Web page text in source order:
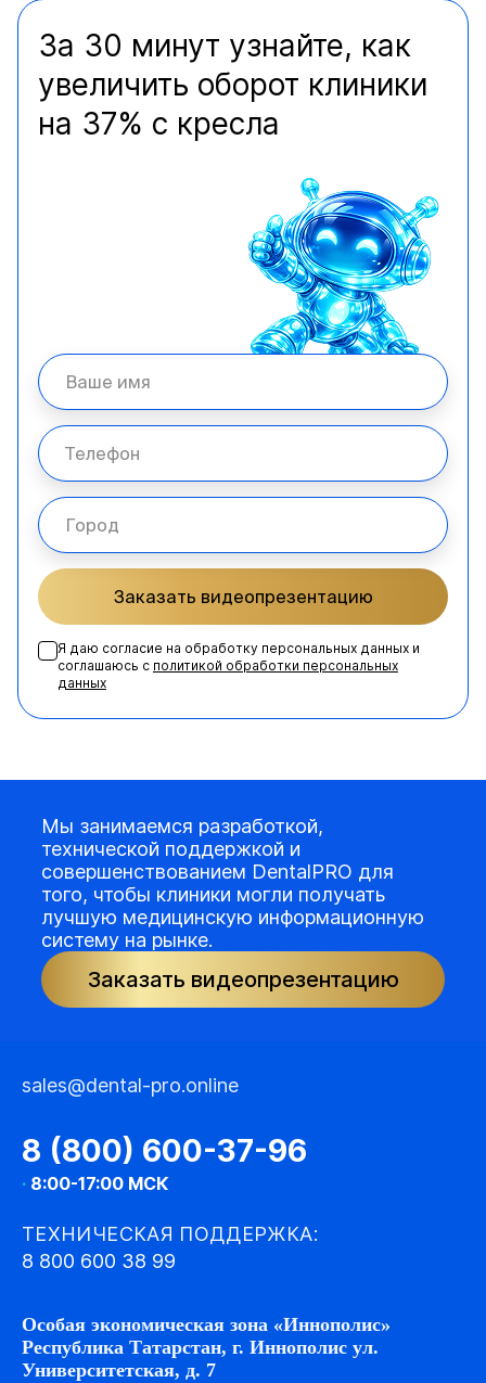
За 30 минут узнайте, как
увеличить оборот клиники
на 37% с кресла
Заказать видеопрезентацию
Я даю согласие на обработку персональных данных и
соглашаюсь с политикой обработки персональных
данных
Мы занимаемся разработкой,
технической поддержкой и
совершенствованием DentalPRO для
того, чтобы клиники могли получать
лучшую медицинскую информационную
систему на рынке.
Заказать видеопрезентацию
sales@dental-pro.online
8 (800) 600-37-96
· 8:00-17:00 МСК
ТЕХНИЧЕСКАЯ ПОДДЕРЖКА:
8 800 600 38 99
Особая экономическая зона «Иннополис»
Республика Татарстан, г. Иннополис ул.
Университетская, д. 7